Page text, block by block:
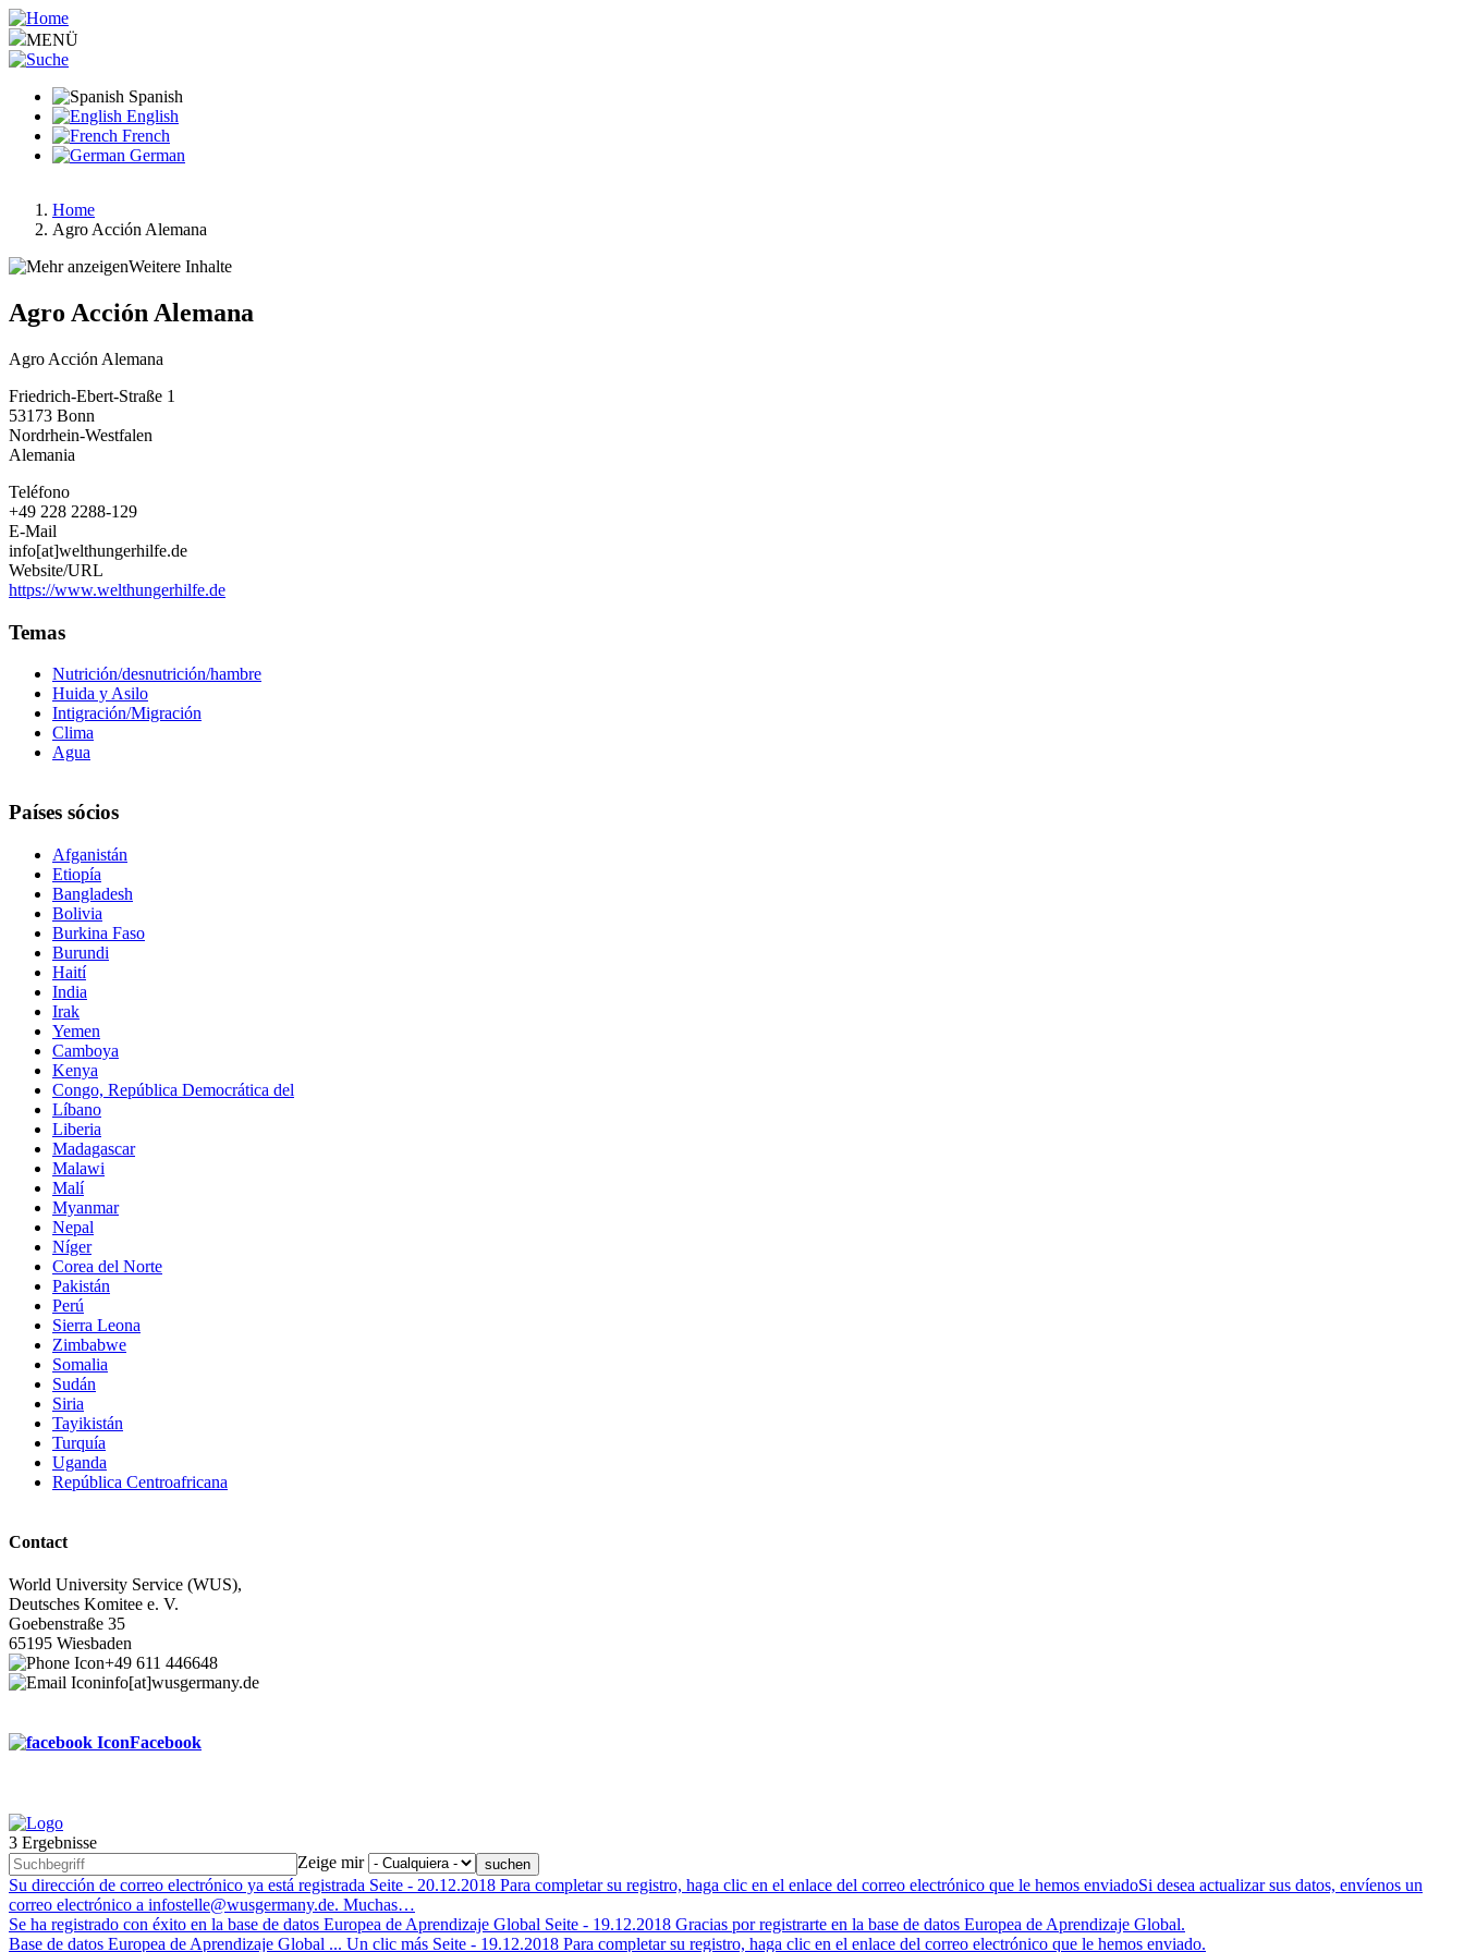
Pasar
al
contenido
MENÜ
Spanish
English
French
German
Ruta
de
Home
Agro Acción Alemana
Weitere Inhalte
Agro Acción Alemana
Agro Acción Alemana
Friedrich-Ebert-Straße 1
53173 Bonn
Nordrhein-Westfalen
Alemania
Teléfono
+49 228 2288-129
E-Mail
info[at]welthungerhilfe.de
Website/URL
https://www.welthungerhilfe.de
Temas
Nutrición/desnutrición/hambre
Huida y Asilo
Intigración/Migración
Clima
Agua
Países sócios
Afganistán
Etiopía
Bangladesh
Bolivia
Burkina Faso
Burundi
Haití
India
Irak
Yemen
Camboya
Kenya
Congo, República Democrática del
Líbano
Liberia
Madagascar
Malawi
Malí
Myanmar
Nepal
Níger
Corea del Norte
Pakistán
Perú
Sierra Leona
Zimbabwe
Somalia
Sudán
Siria
Tayikistán
Turquía
Uganda
República Centroafricana
Contact
World University Service (WUS),
Deutsches Komitee e. V.
Goebenstraße 35
65195 Wiesbaden
+49 611 446648
info[at]wusgermany.de
Facebook
Footer
menu
3 Ergebnisse
Zeige mir
Su dirección de correo electrónico ya está registrada Seite - 20.12.2018 Para completar su registro, haga clic en el enlace del correo electrónico que le hemos enviadoSi desea actualizar sus datos, envíenos un
correo electrónico a infostelle@wusgermany.de. Muchas…
Se ha registrado con éxito en la base de datos Europea de Aprendizaje Global Seite - 19.12.2018 Gracias por registrarte en la base de datos Europea de Aprendizaje Global.
Base de datos Europea de Aprendizaje Global ... Un clic más Seite - 19.12.2018 Para completar su registro, haga clic en el enlace del correo electrónico que le hemos enviado.